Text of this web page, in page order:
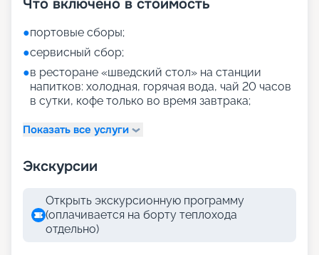
Что включено в стоимость
●портовые сборы;
●сервисный сбор;
●в ресторане «шведский стол» на станции
напитков: холодная, горячая вода, чай 20 часов
в сутки, кофе только во время завтрака;
Показать все услуги
Экскурсии
Открыть экскурсионную программу
(оплачивается на борту теплохода
отдельно)